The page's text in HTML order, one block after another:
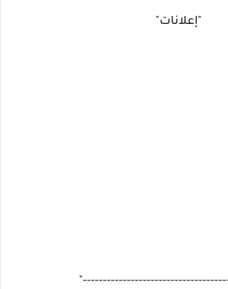
"إعلانات"